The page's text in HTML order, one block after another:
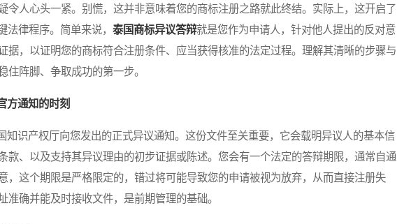
令人心头一紧。别慌，这并非意味着您的商标注册之路就此终结。实际上，这开启了
法律程序。简单来说， 泰国商标异议答辩就是您作为申请人，针对他人提出的反对意
据，以证明您的商标符合注册条件、应当获得核准的法定过程。理解其清晰的步骤与
住阵脚、争取成功的第一步。
方通知的时刻
识产权厅向您发出的正式异议通知。这份文件至关重要，它会载明异议人的基本信
款、以及支持其异议理由的初步证据或陈述。您会有一个法定的答辩期限，通常自通
，这个期限是严格限定的，错过将可能导致您的申请被视为放弃，从而直接注册失
准确并能及时接收文件，是前期管理的基础。